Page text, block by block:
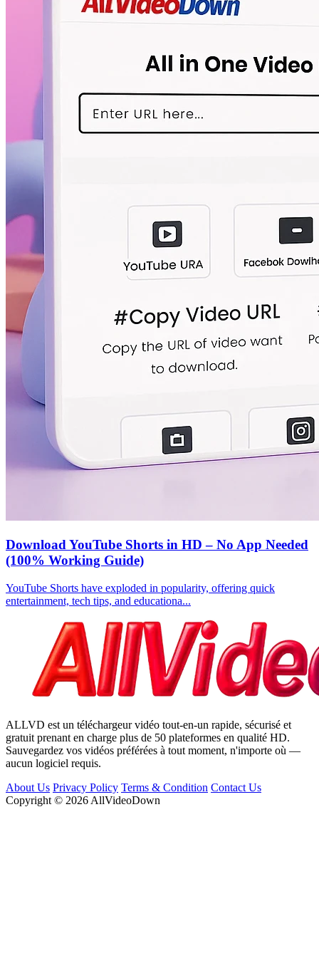
Download YouTube Shorts in HD – No App Needed
(100% Working Guide)
YouTube Shorts have exploded in popularity, offering quick
entertainment, tech tips, and educationa...
ALLVD est un téléchargeur vidéo tout-en-un rapide, sécurisé et
gratuit prenant en charge plus de 50 plateformes en qualité HD.
Sauvegardez vos vidéos préférées à tout moment, n'importe où —
aucun logiciel requis.
About Us Privacy Policy Terms & Condition Contact Us
Copyright © 2026 AllVideoDown